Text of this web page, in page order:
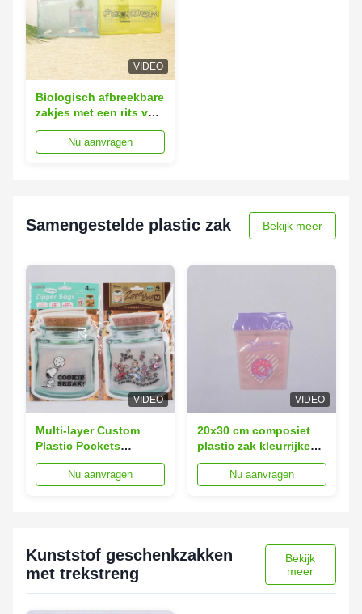
VIDEO
Biologisch afbreekbare
zakjes met een rits van
15x20 cm Eco-
vriendelijke
Nu aanvragen
Samengestelde plastic zak Bekijk meer
VIDEO
Multi-layer Custom
Plastic Pockets
15x25cm zuurstof en
vocht resistent
Nu aanvragen
VIDEO
20x30 cm composiet
plastic zak kleurrijke
botzakken
Nu aanvragen
Kunststof geschenkzakken
met trekstreng
Bekijk
meer